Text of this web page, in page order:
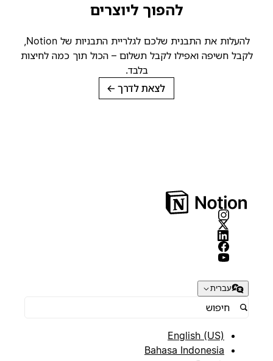
להפוך ליוצרים
להעלות את התבנית שלכם לגלריית התבניות של Notion,
לקבל חשיפה ואפילו לקבל תשלום – הכול תוך כמה לחיצות
בלבד.
לצאת לדרך→
עברית
English (US)
Bahasa Indonesia